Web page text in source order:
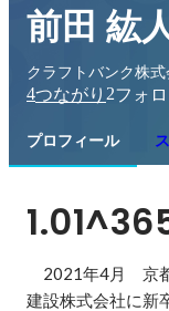
前田 紘
クラフトバンク株
4つながり 2フォ
プロフィール
2021年4月　京
建設株式会社に新